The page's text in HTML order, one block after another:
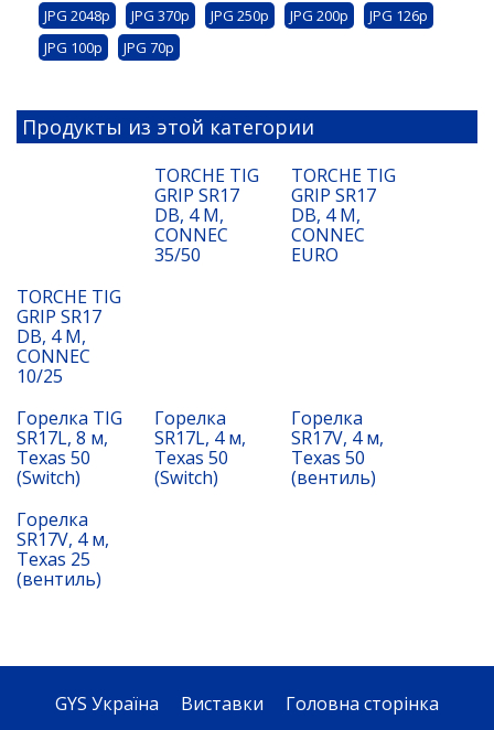
JPG 2048p JPG 370p JPG 250p JPG 200p
JPG 126p
JPG 100p
JPG 70p
Продукты из этой категории
TORCHE TIG
GRIP SR17
DB, 4 M,
CONNEC
35/50
TORCHE TIG
GRIP SR17
DB, 4 M,
CONNEC
EURO
TORCHE TIG
GRIP SR17
DB, 4 M,
CONNEC
10/25
Горелка TIG
SR17L, 8 м,
Texas 50
(Switch)
Горелка
SR17L, 4 м,
Texas 50
(Switch)
Горелка
SR17V, 4 м,
Texas 50
(вентиль)
Горелка
SR17V, 4 м,
Texas 25
(вентиль)
GYS Україна Виставки
Головна сторінка